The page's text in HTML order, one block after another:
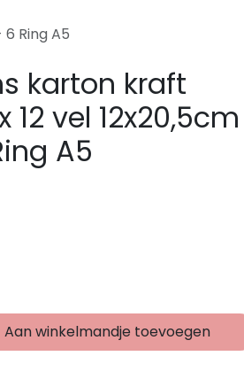
Ring A5
karton kraft
vel 12x20,5cm
A5
Aan winkelmandje toevoegen